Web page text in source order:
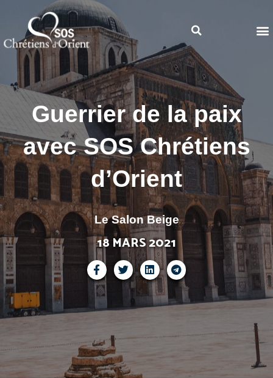
Guerrier de la paix
avec SOS Chrétiens
d’Orient
Le Salon Beige
18 MARS 2021